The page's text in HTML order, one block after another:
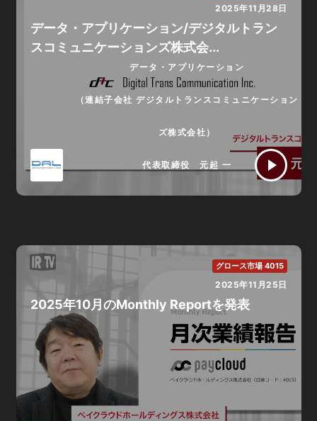
2025年11月28日
データ・アプリケーション
（連結子会社 デジタルトランスコミュニケーション
ズ株式会社）
代表取締役 元起 一
データ・アプリケーション/デジタルトラン
スコミュニケーションズ株式会...
グロース市場 4015
2025年11月25日
2025年10月のMonthly Reportを発表